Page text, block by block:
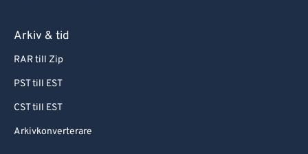
Arkiv & tid
RAR till Zip
PST till EST
CST till EST
Arkivkonverterare